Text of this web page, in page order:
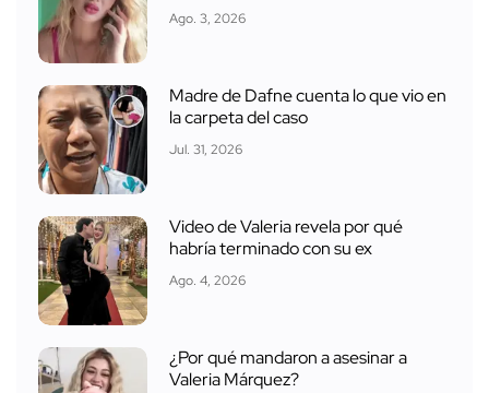
Ago. 3, 2026
Madre de Dafne cuenta lo que vio en
la carpeta del caso
Jul. 31, 2026
Video de Valeria revela por qué
habría terminado con su ex
Ago. 4, 2026
¿Por qué mandaron a asesinar a
Valeria Márquez?